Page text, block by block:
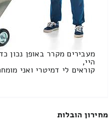
מעבירים מקרר באופן נכון
היי,
קוראים לי דמיטרי ואני
מחירון הובלות